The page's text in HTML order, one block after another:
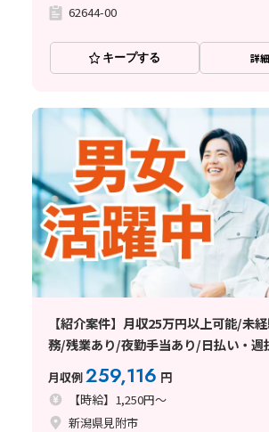
62644-00
キープする 詳
【紹介案件】月収25万円以上可能/未
務/残業あり/夜勤手当あり/日払い・週
月収例259,116 円
【時給】1,250円～
新潟県見附市